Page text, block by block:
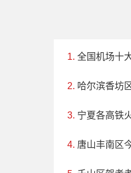
全国机场十
哈尔滨香坊
宁夏各高铁
唐山丰南区